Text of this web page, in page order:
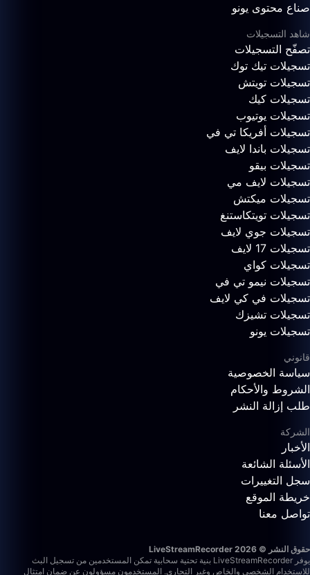
صناع محتوى يونو
شاهد التسجيلات
تصفّح التسجيلات
تسجيلات تيك توك
تسجيلات تويتش
تسجيلات كيك
تسجيلات يوتيوب
تسجيلات أفريكا تي في
تسجيلات باندا لايف
تسجيلات بيقو
تسجيلات لايف مي
تسجيلات ميكتش
تسجيلات تويتكاستنغ
تسجيلات جوي لايف
تسجيلات 17 لايف
تسجيلات كواي
تسجيلات نيمو تي في
تسجيلات في كي لايف
تسجيلات تشيزك
تسجيلات يونو
قانوني
سياسة الخصوصية
الشروط والأحكام
طلب إزالة النشر
الشركة
الأخبار
الأسئلة الشائعة
سجل التغييرات
خريطة الموقع
تواصل معنا
حقوق النشر © 2026 LiveStreamRecorder
يوفر LiveStreamRecorder بنية تحتية سحابية تمكن المستخدمين من تسجيل البث
للاستخدام الشخصي والخاص وغير التجاري. المستخدمون مسؤولون عن ضمان امتثال